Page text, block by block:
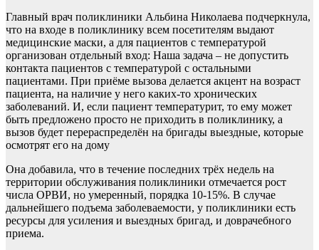
Главный врач поликлиники Альбина Николаева подчеркнула,
что на входе в поликлинику всем посетителям выдают
медицинские маски, а для пациентов с температурой
организован отдельный вход: Наша задача – не допустить
контакта пациентов с температурой с остальными
пациентами. При приёме вызова делается акцент на возраст
пациента, на наличие у него каких-то хронических
заболеваний. И, если пациент температурит, то ему может
быть предложено просто не приходить в поликлинику, а
вызов будет перераспределён на бригады выездные, которые
осмотрят его на дому
Она добавила, что в течение последних трёх недель на
территории обслуживания поликлиники отмечается рост
числа ОРВИ, но умеренный, порядка 10-15%. В случае
дальнейшего подъема заболеваемости, у поликлиники есть
ресурсы для усиления и выездных бригад, и доврачебного
приема.